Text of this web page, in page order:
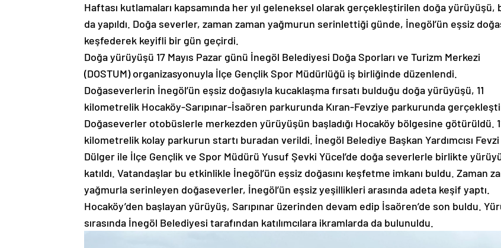
Haftası kutlamaları kapsamında her yıl geleneksel olarak gerçekleştirilen doğa yürüyüşü,
da yapıldı. Doğa severler, zaman zaman yağmurun serinlettiği günde, İnegöl’ün eşsiz
keşfederek keyifli bir gün geçirdi.
Doğa yürüyüşü 17 Mayıs Pazar günü İnegöl Belediyesi Doğa Sporları ve Turizm Merkezi
(DOSTUM) organizasyonuyla İlçe Gençlik Spor Müdürlüğü iş birliğinde düzenlendi.
Doğaseverlerin İnegöl’ün eşsiz doğasıyla kucaklaşma fırsatı bulduğu doğa yürüyüşü, 11
kilometrelik Hocaköy-Sarıpınar-İsaören parkurunda Kıran-Fevziye parkurunda
Doğaseverler otobüslerle merkezden yürüyüşün başladığı Hocaköy bölgesine götürüldü.
kilometrelik kolay parkurun startı buradan verildi. İnegöl Belediye Başkan Yardımcısı Fevzi
Dülger ile İlçe Gençlik ve Spor Müdürü Yusuf Şevki Yücel’de doğa severlerle birlikte
katıldı. Vatandaşlar bu etkinlikle İnegöl’ün eşsiz doğasını keşfetme imkanı buldu. Zaman
yağmurla serinleyen doğaseverler, İnegöl’ün eşsiz yeşillikleri arasında adeta keşif yaptı.
Hocaköy’den başlayan yürüyüş, Sarıpınar üzerinden devam edip İsaören’de son buldu.
sırasında İnegöl Belediyesi tarafından katılımcılara ikramlarda da bulunuldu.